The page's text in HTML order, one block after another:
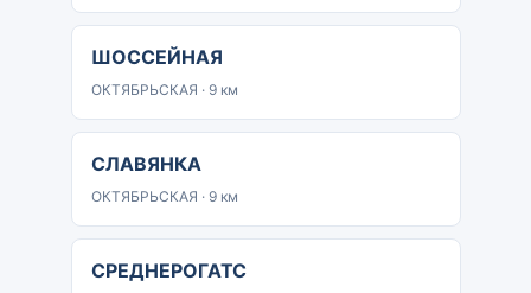
ШОССЕЙНАЯ
ОКТЯБРЬСКАЯ · 9 км
СЛАВЯНКА
ОКТЯБРЬСКАЯ · 9 км
СРЕДНЕРОГАТС